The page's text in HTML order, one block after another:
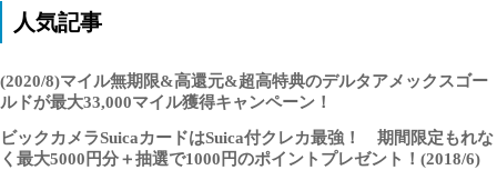
人気記事
(2020/8)マイル無期限&高還元&超高特典のデルタアメックスゴー
ルドが最大33,000マイル獲得キャンペーン！
ビックカメラSuicaカードはSuica付クレカ最強！ 期間限定もれな
く最大5000円分＋抽選で1000円のポイントプレゼント！(2018/6)